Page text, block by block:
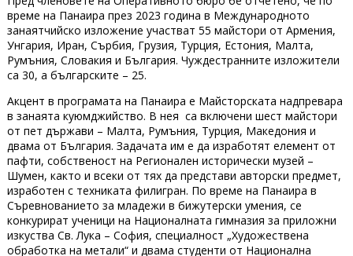
време на Панаира през 2023 година в Международното
занаятчийско изложение участват 55 майстори от Армения,
Унгария, Иран, Сърбия, Грузия, Турция, Естония, Малта,
Румъния, Словакия и България. Чуждестранните изложители
са 30, а българските – 25.
Акцент в програмата на Панаира е Майсторската надпревара
в занаята куюмджийство. В нея са включени шест майстори
от пет държави – Малта, Румъния, Турция, Македония и
двама от България. Задачата им е да изработят елемент от
пафти, собственост на Регионален исторически музей –
Шумен, както и всеки от тях да представи авторски предмет,
изработен с техниката филигран. По време на Панаира в
Съревнованието за младежи в бижутерски умения, се
конкурират ученици на Националната гимназия за приложни
изкуства Св. Лука – София, специалност „Художествена
обработка на метали“ и двама студенти от Национална